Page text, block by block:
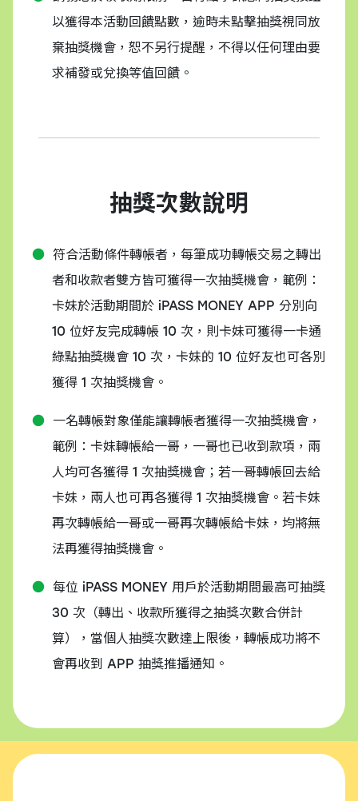
以獲得本活動回饋點數，逾時未點擊抽獎視同放
棄抽獎機會，恕不另行提醒，不得以任何理由要
求補發或兌換等值回饋。
抽獎次數說明
符合活動條件轉帳者，每筆成功轉帳交易之轉出
者和收款者雙方皆可獲得一次抽獎機會，範例：
卡妹於活動期間於 iPASS MONEY APP 分別向
10 位好友完成轉帳 10 次，則卡妹可獲得一卡通
綠點抽獎機會 10 次，卡妹的 10 位好友也可各別
獲得 1 次抽獎機會。
一名轉帳對象僅能讓轉帳者獲得一次抽獎機會，
範例：卡妹轉帳給一哥，一哥也已收到款項，兩
人均可各獲得 1 次抽獎機會；若一哥轉帳回去給
卡妹，兩人也可再各獲得 1 次抽獎機會。若卡妹
再次轉帳給一哥或一哥再次轉帳給卡妹，均將無
法再獲得抽獎機會。
每位 iPASS MONEY 用戶於活動期間最高可抽獎
30 次（轉出、收款所獲得之抽獎次數合併計
算），當個人抽獎次數達上限後，轉帳成功將不
會再收到 APP 抽獎推播通知。